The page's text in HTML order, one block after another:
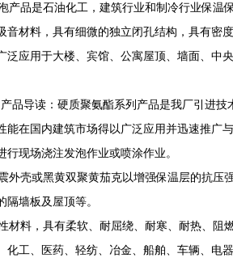
品是石油化工，建筑行业和制冷行业保温
材料，具有细微的独立闭孔结构，具有密
应用于大楼、宾馆、公寓屋顶、墙面、中
读：硬质聚氨酯系列产品是我厂引进技术
能在国内建筑市场得以广泛应用并迅速推广
现场浇注发泡作业或喷涂作业。
壳或黑黄双聚黄茄克以增强保温层的抗压
墙板及屋顶等。
料，具有柔软、耐屈绕、耐寒、耐热、阻
化工、医药、轻纺、冶金、船舶、车辆、